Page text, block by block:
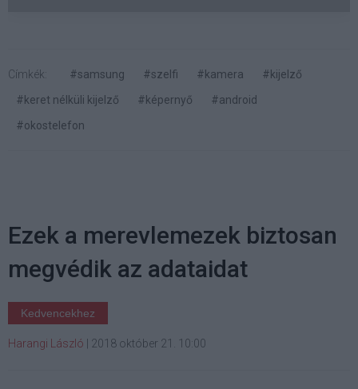
Címkék: #samsung #szelfi #kamera
#kijelző
#keret nélküli kijelző
#képernyő
#android
#okostelefon
Ezek a merevlemezek biztosan
megvédik az adataidat
Kedvencekhez
Harangi László 2018 október 21. 10:00